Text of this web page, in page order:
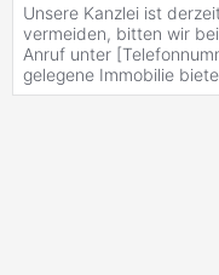
Unsere Kanzlei ist
vermeiden, bitten wir
Anruf unter
gelegene Immobilie